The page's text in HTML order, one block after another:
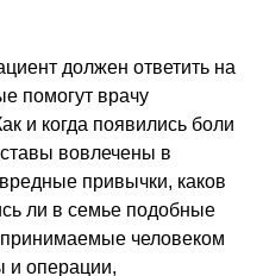
должен ответить на
помогут врачу
и когда появились боли
вовлечены в
привычки, каков
ли в семье подобные
человеком
и операции,